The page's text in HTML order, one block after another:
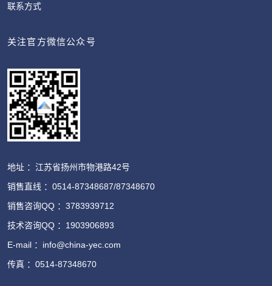
联系方式
关注官方微信公众号
地址 ：江苏省扬州市物港路42号
销售直线 ：0514-87348687/87348670
销售咨询QQ ：3783939712
技术咨询QQ ：1903906893
E-mail ：info@china-yec.com
传真 ：0514-87348670